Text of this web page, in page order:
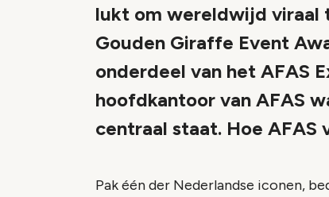
lukt om wereldwijd viraal
Gouden Giraffe Event
onderdeel van het AFAS
hoofdkantoor van AFAS
centraal staat. Hoe AFAS
Pak één der Nederlandse iconen,